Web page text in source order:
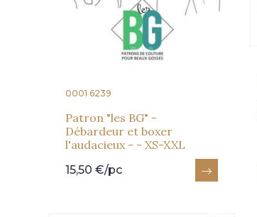
0001 6239
Patron "les BG" -
Débardeur et boxer
l'audacieux - - XS-XXL
15,50 €/pc